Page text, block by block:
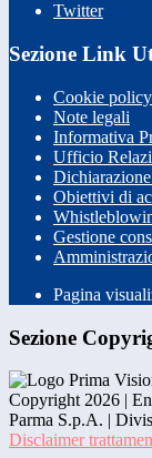
Twitter
Sezione Link
Cookie policy
Note legali
Informativa
Ufficio
Obiettivi di
Gestione
Pagina
Sezione
Copyright 2026 |
Parma S.p.A. |
Disclaimer